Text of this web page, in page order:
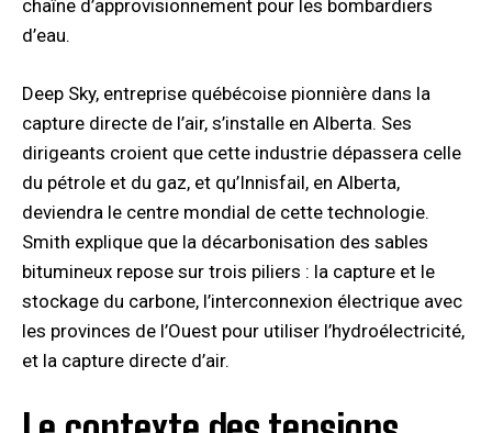
chaîne d’approvisionnement pour les bombardiers
d’eau.
Deep Sky, entreprise québécoise pionnière dans la
capture directe de l’air, s’installe en Alberta. Ses
dirigeants croient que cette industrie dépassera celle
du pétrole et du gaz, et qu’Innisfail, en Alberta,
deviendra le centre mondial de cette technologie.
Smith explique que la décarbonisation des sables
bitumineux repose sur trois piliers : la capture et le
stockage du carbone, l’interconnexion électrique avec
les provinces de l’Ouest pour utiliser l’hydroélectricité,
et la capture directe d’air.